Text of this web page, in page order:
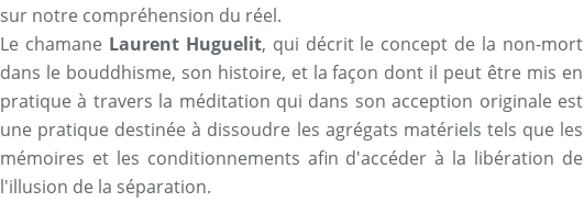
sur notre compréhension du réel.
Le chamane Laurent Huguelit, qui décrit le concept de la non-mort
dans le bouddhisme, son histoire, et la façon dont il peut être mis en
pratique à travers la méditation qui dans son acception originale est
une pratique destinée à dissoudre les agrégats matériels tels que les
mémoires et les conditionnements afin d'accéder à la libération de
l'illusion de la séparation.